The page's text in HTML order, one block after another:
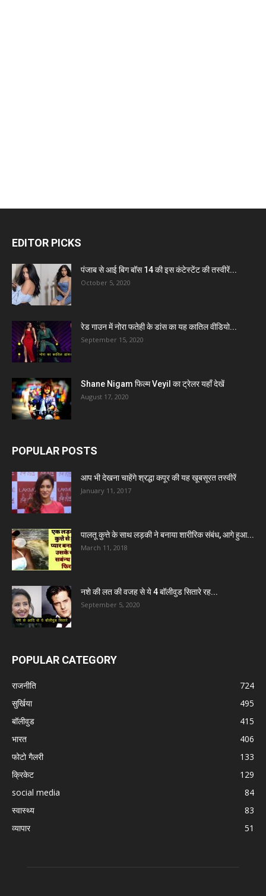
EDITOR PICKS
पंजाब से आई बिग बॉस 14 की इस कंटेस्टेंट की तस्वीरें...
October 5, 2020
रेड गाउन में नोरा फतेही के डांस का यह कातिल वीडियो...
September 15, 2020
Shane Nigam फिल्म Veyil का ट्रेलर यहाँ देखें
August 17, 2020
POPULAR POSTS
आप भी देखना चाहेंगे श्रद्धा कपूर की यह खूबसूरत तस्वीरें
January 11, 2017
पालतू कुत्ते के साथ लड़की ने बनाया शारीरिक संबंध, आगे हुआ...
March 11, 2018
नशे की लत की वजह से ये 4 बॉलीवुड सितारे रह...
September 5, 2020
POPULAR CATEGORY
राजनीति
724
सुर्खिया
495
बॉलीवुड
415
भारत
406
फोटो गैलरी
133
क्रिकेट
129
social media
84
स्वास्थ्य
83
व्यापार
51